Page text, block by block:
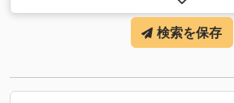
検索を保存